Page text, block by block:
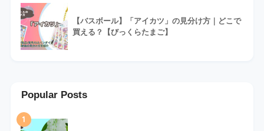
【バスボール】「アイカツ」の見分け方｜どこで
買える？【びっくらたまご】
Popular Posts
1